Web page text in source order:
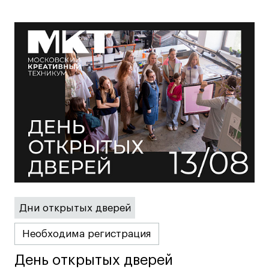
Карьера
Ассоциация выпускников
Центр карьеры
Живые проекты
Участие в выставках
Летние стажировки
Работы студентов
«Живые» проекты
Участие в выставках
Дни открытых дверей
Необходима регистрация
День открытых дверей
День открытых дверей